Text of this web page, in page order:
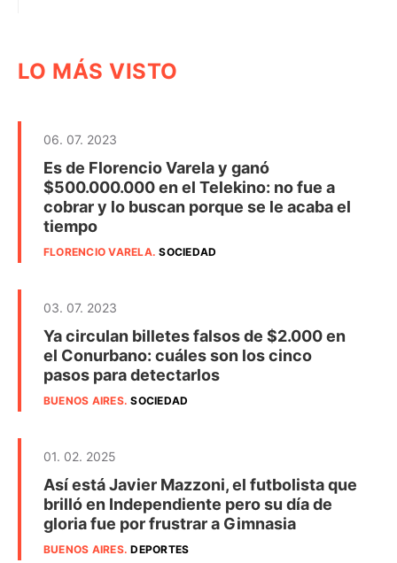
LO MÁS VISTO
06. 07. 2023
Es de Florencio Varela y ganó
$500.000.000 en el Telekino: no fue a
cobrar y lo buscan porque se le acaba el
tiempo
FLORENCIO VARELA.SOCIEDAD
03. 07. 2023
Ya circulan billetes falsos de $2.000 en
el Conurbano: cuáles son los cinco
pasos para detectarlos
BUENOS AIRES.SOCIEDAD
01. 02. 2025
Así está Javier Mazzoni, el futbolista que
brilló en Independiente pero su día de
gloria fue por frustrar a Gimnasia
BUENOS AIRES.DEPORTES